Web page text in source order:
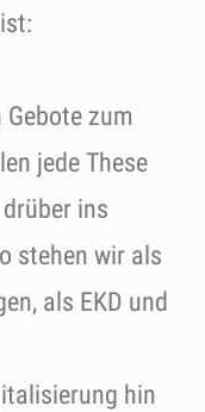
zum
jede These
ins
stehen wir als
als EKD und
hin